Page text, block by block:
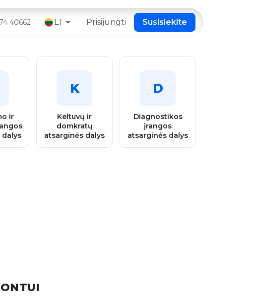
40662 LT Prisijungti Susisiekite
ir
dalys
K
Keltuvų ir
domkratų
atsarginės dalys
D
Diagnostikos
įrangos
atsarginės dalys